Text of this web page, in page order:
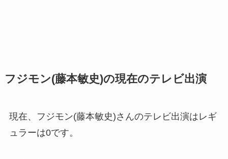
フジモン(藤本敏史)の現在のテレビ出演
現在、フジモン(藤本敏史)さんのテレビ出演はレギ
ュラーは0です。